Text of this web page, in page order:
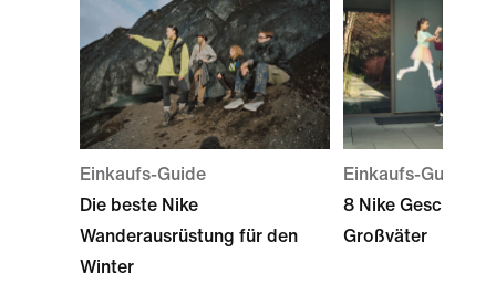
Einkaufs-Guide
Die beste Nike
Wanderausrüstung für den
Winter
Einkaufs-Guide
8 Nike
Großväter